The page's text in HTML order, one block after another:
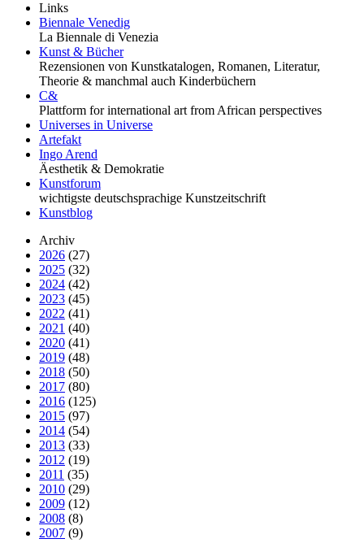
Links
Biennale Venedig
La Biennale di Venezia
Kunst & Bücher
Rezensionen von Kunstkatalogen, Romanen, Literatur,
Theorie & manchmal auch Kinderbüchern
C&
Plattform for international art from African perspectives
Universes in Universe
Artefakt
Ingo Arend
Äesthetik & Demokratie
Kunstforum
wichtigste deutschsprachige Kunstzeitschrift
Kunstblog
Archiv
2026 (27)
2025 (32)
2024 (42)
2023 (45)
2022 (41)
2021 (40)
2020 (41)
2019 (48)
2018 (50)
2017 (80)
2016 (125)
2015 (97)
2014 (54)
2013 (33)
2012 (19)
2011 (35)
2010 (29)
2009 (12)
2008 (8)
2007 (9)